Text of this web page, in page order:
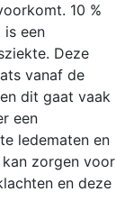
10 %
is een
Deze
vanaf de
dit gaat vaak
een
ledematen en
zorgen voor
en deze